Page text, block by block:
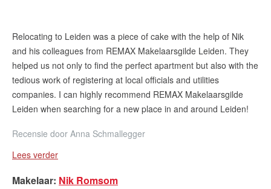
Relocating to Leiden was a piece of cake with the help of Nik
and his colleagues from REMAX Makelaarsgilde Leiden. They
helped us not only to find the perfect apartment but also with the
tedious work of registering at local officials and utilities
companies. I can highly recommend REMAX Makelaarsgilde
Leiden when searching for a new place in and around Leiden!
Recensie door Anna Schmallegger
Lees verder
Makelaar: Nik Romsom